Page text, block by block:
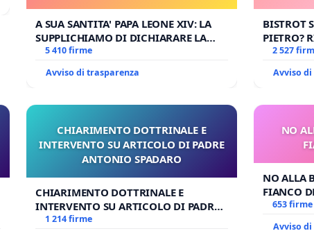
PROCESSO
A SUA SANTITA' PAPA LEONE XIV: LA
SUPPLICHIAMO DI DICHIARARE LA
SEDE IMPEDITA DI BENEDETTO XVI E/O
5 410 firme
Avviso di trasparenza
BISTROT
PIETRO?
2 527
Avviso
CHIARIMENTO DOTTRINALE E
INTERVENTO SU ARTICOLO DI PADRE
ANTONIO SPADARO
CHIARIMENTO DOTTRINALE E
INTERVENTO SU ARTICOLO DI PADRE
ANTONIO SPADARO
1 214 firme
NO
NO ALLA
FIANCO
653 firme
Avviso